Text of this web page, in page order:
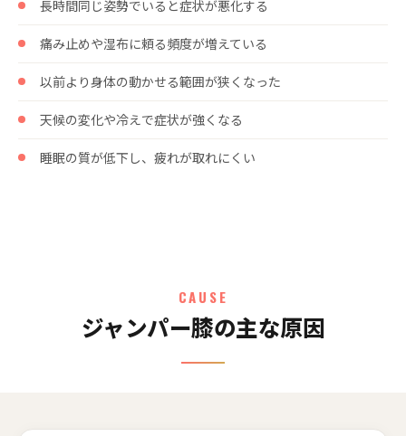
長時間同じ姿勢でいると症状が悪化する
痛み止めや湿布に頼る頻度が増えている
以前より身体の動かせる範囲が狭くなった
天候の変化や冷えで症状が強くなる
睡眠の質が低下し、疲れが取れにくい
CAUSE
ジャンパー膝の主な原因